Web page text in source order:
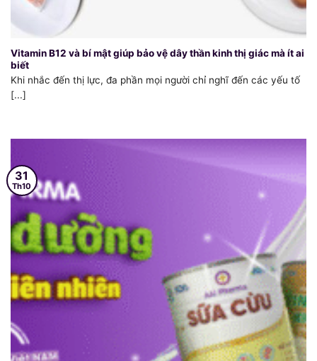
Vitamin B12 và bí mật giúp bảo vệ dây thần kinh thị giác mà ít ai
biết
Khi nhắc đến thị lực, đa phần mọi người chỉ nghĩ đến các yếu tố
[...]
31
Th10